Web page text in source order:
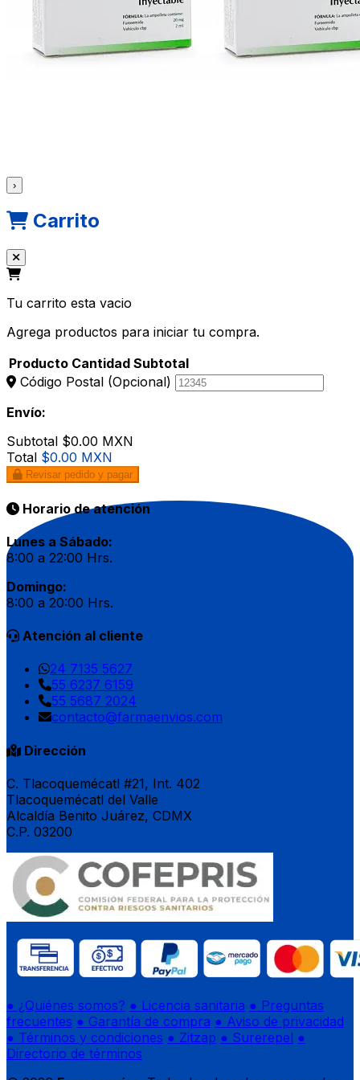
›
Carrito
Tu carrito esta vacio
Agrega productos para iniciar tu compra.
Producto Cantidad Subtotal
Código Postal (Opcional)
Envío:
Subtotal $0.00 MXN
Total $0.00 MXN
Revisar pedido y pagar
Horario de atención
Lunes a Sábado:
8:00 a 22:00 Hrs.
Domingo:
8:00 a 20:00 Hrs.
Atención al cliente
24 7135 5627
55 6237 6159
55 5687 2024
contacto@farmaenvios.com
Dirección
C. Tlacoquemécatl #21, Int. 402
Tlacoquemécatl del Valle
Alcaldía Benito Juárez, CDMX
C.P. 03200
● ¿Quiénes somos? ● Licencia sanitaria ● Preguntas
frecuentes ● Garantía de compra ● Aviso de privacidad
● Términos y condiciones ● Zitzap ● Surerepel ●
Directorio de términos